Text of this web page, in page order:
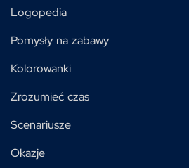
Logopedia
Pomysły na zabawy
Kolorowanki
Zrozumieć czas
Scenariusze
Okazje